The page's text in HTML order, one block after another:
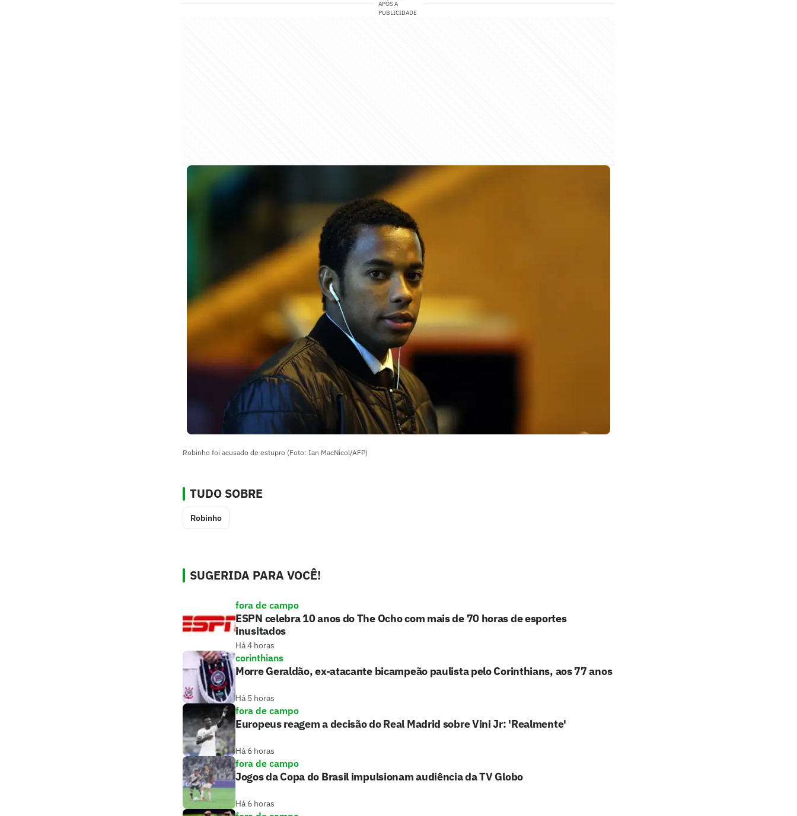
APÓS A
PUBLICIDADE
Robinho foi acusado de estupro (Foto: Ian MacNicol/AFP)
TUDO SOBRE
Robinho
SUGERIDA PARA VOCÊ!
fora de campo
ESPN celebra 10 anos do The Ocho com mais de 70 horas de esportes
inusitados
Há 4 horas
corinthians
Morre Geraldão, ex-atacante bicampeão paulista pelo Corinthians, aos 77 anos
Há 5 horas
fora de campo
Europeus reagem a decisão do Real Madrid sobre Vini Jr: 'Realmente'
Há 6 horas
fora de campo
Jogos da Copa do Brasil impulsionam audiência da TV Globo
Há 6 horas